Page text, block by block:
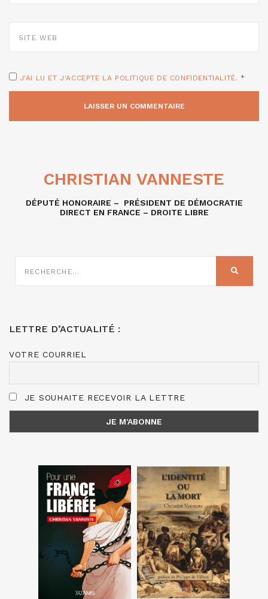
WEB
J'AI LU ET J'ACCEPTE LA POLITIQUE DE CONFIDENTIALITÉ. *
CHRISTIAN VANNESTE
DÉPUTÉ HONORAIRE – PRÉSIDENT DE DÉMOCRATIE
DIRECT EN FRANCE – DROITE LIBRE
SUR
LETTRE D’ACTUALITÉ :
VOTRE COURRIEL
JE SOUHAITE RECEVOIR LA LETTRE